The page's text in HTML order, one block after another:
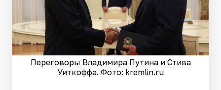
Переговоры Владимира Путина и Стива
Уиткоффа. Фото: kremlin.ru